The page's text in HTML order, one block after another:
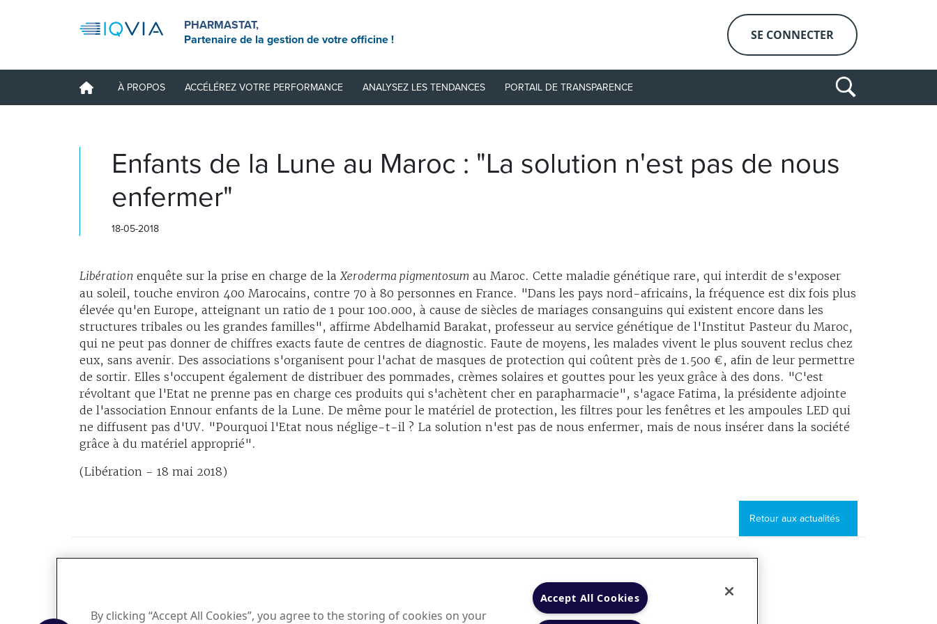
PHARMASTAT,
Partenaire de la gestion de votre officine !
SE CONNECTER
À PROPOS ACCÉLÉREZ VOTRE PERFORMANCE ANALYSEZ LES TENDANCES PORTAIL DE TRANSPARENCE
Enfants de la Lune au Maroc : "La solution n'est pas de nous
enfermer"
18-05-2018
Libération enquête sur la prise en charge de laXeroderma pigmentosum au Maroc. Cette maladie génétique rare, qui interdit de s'exposer
au soleil, touche environ 400 Marocains, contre 70 à 80 personnes en France. "Dans les pays nord-africains, la fréquence est dix fois plus
élevée qu'en Europe, atteignant un ratio de 1 pour 100.000, à cause de siècles de mariages consanguins qui existent encore dans les
structures tribales ou les grandes familles", affirme Abdelhamid Barakat, professeur au service génétique de l'Institut Pasteur du Maroc,
qui ne peut pas donner de chiffres exacts faute de centres de diagnostic. Faute de moyens, les malades vivent le plus souvent reclus chez
eux, sans avenir. Des associations s'organisent pour l'achat de masques de protection qui coûtent près de 1.500 €, afin de leur permettre
de sortir. Elles s'occupent également de distribuer des pommades, crèmes solaires et gouttes pour les yeux grâce à des dons. "C'est
révoltant que l'Etat ne prenne pas en charge ces produits qui s'achètent cher en parapharmacie", s'agace Fatima, la présidente adjointe
de l'association Ennour enfants de la Lune. De même pour le matériel de protection, les filtres pour les fenêtres et les ampoules LED qui
ne diffusent pas d'UV. "Pourquoi l'Etat nous néglige-t-il ? La solution n'est pas de nous enfermer, mais de nous insérer dans la société
grâce à du matériel approprié".
(Libération - 18 mai 2018)
Retour aux actualités
IQVIA France
Nos partenaires Portail de transparence
By clicking “Accept All Cookies”, you agree to the storing of cookies on your
Accept All Cookies